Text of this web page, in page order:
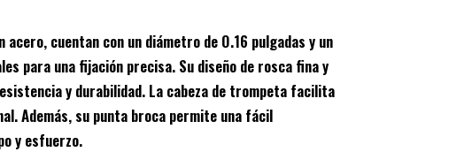
cuentan con un diámetro de 0.16 pulgadas y un
para una fijación precisa. Su diseño de rosca fina y
y durabilidad. La cabeza de trompeta facilita
Además, su punta broca permite una fácil
y esfuerzo.